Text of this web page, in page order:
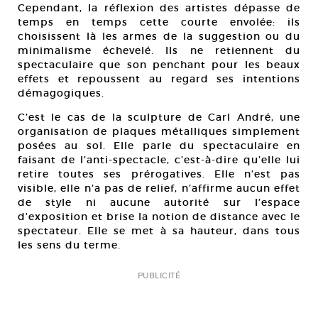
Cependant, la réflexion des artistes dépasse de
temps en temps cette courte envolée: ils
choisissent là les armes de la suggestion ou du
minimalisme échevelé. Ils ne retiennent du
spectaculaire que son penchant pour les beaux
effets et repoussent au regard ses intentions
démagogiques.
C’est le cas de la sculpture de Carl André, une
organisation de plaques métalliques simplement
posées au sol. Elle parle du spectaculaire en
faisant de l’anti-spectacle, c’est-à-dire qu’elle lui
retire toutes ses prérogatives. Elle n’est pas
visible, elle n’a pas de relief, n’affirme aucun effet
de style ni aucune autorité sur l’espace
d’exposition et brise la notion de distance avec le
spectateur. Elle se met à sa hauteur, dans tous
les sens du terme.
PUBLICITÉ